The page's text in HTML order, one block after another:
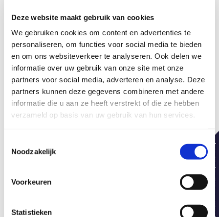
Deze website maakt gebruik van cookies
We gebruiken cookies om content en advertenties te
personaliseren, om functies voor social media te bieden
en om ons websiteverkeer te analyseren. Ook delen we
informatie over uw gebruik van onze site met onze
partners voor social media, adverteren en analyse. Deze
partners kunnen deze gegevens combineren met andere
informatie die u aan ze heeft verstrekt of die ze hebben
verzameld op basis van uw gebruik van hun services.
Noodzakelijk
Voorkeuren
Statistieken
Bekijk de vacatures